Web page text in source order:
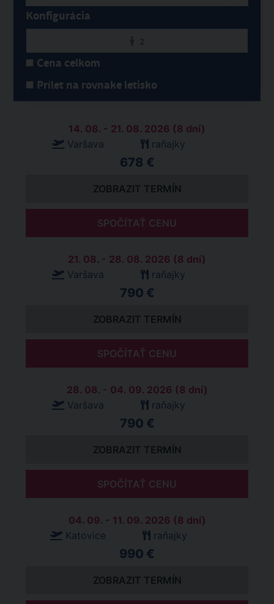
Konfigurácia
Cena celkom
Prílet na rovnake letisko
14. 08. - 21. 08. 2026 (8 dní)
Varšava
raňajky
678 €
ZOBRAZIT TERMÍN
SPOČÍTAŤ CENU
21. 08. - 28. 08. 2026 (8 dní)
Varšava
raňajky
790 €
ZOBRAZIT TERMÍN
SPOČÍTAŤ CENU
28. 08. - 04. 09. 2026 (8 dní)
Varšava
raňajky
790 €
ZOBRAZIT TERMÍN
SPOČÍTAŤ CENU
04. 09. - 11. 09. 2026 (8 dní)
Katovice
raňajky
990 €
ZOBRAZIT TERMÍN